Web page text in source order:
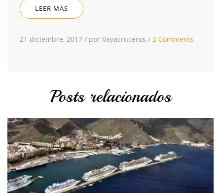
LEER MÁS
21 diciembre, 2017 / por Vayacruceros / 2 Comments
Posts relacionados